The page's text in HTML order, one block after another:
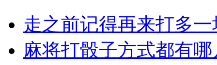
走之前记得再来打多
麻将打骰子方式都有